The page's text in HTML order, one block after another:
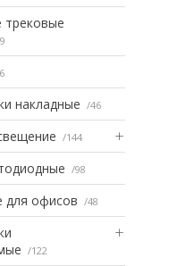
трековые
6
накладные 46
144
98
для офисов 48
122